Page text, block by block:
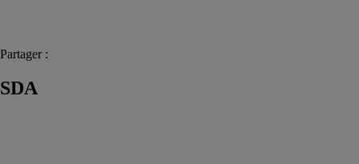
Partager :
SDA